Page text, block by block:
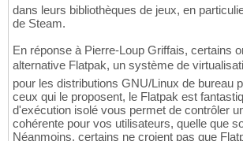
dans leurs bibliothèques de jeux, en
de Steam.
En réponse à Pierre-Loup Griffais, certains
alternative Flatpak, un système de
pour les distributions GNU/Linux de bureau
ceux qui le proposent, le Flatpak est
d'exécution isolé vous permet de contrôler
cohérente pour vos utilisateurs, quelle que
Néanmoins, certains ne croient pas que